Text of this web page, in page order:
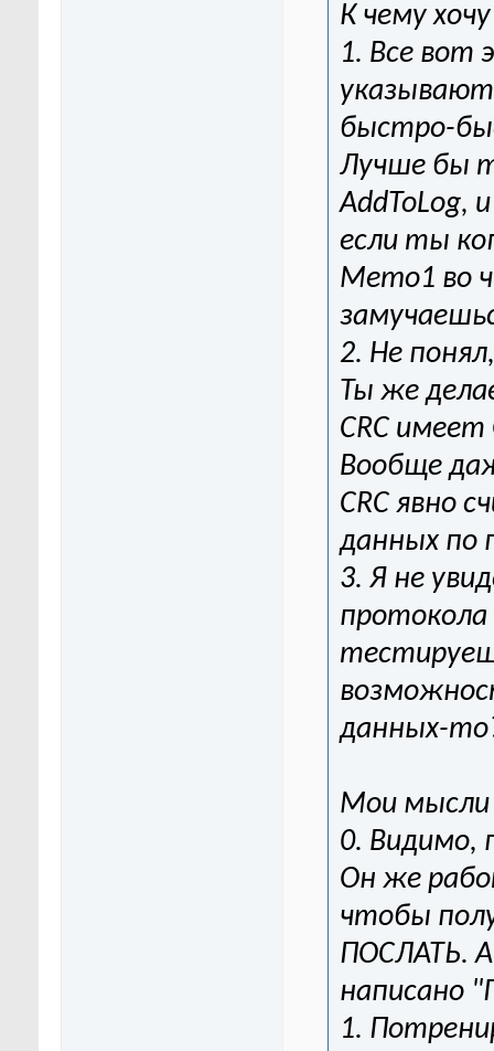
К чему
1. Все вот
быстро-
Лучше бы
AddToLog,
если ты
Memo1 во
2. Не
Ты же
CRC
Вообще
CRC явно
данных по
3. Я не
данных-
Мои мысли
0. Видимо,
Он же
чтобы
ПОСЛАТЬ. А
написано
1.